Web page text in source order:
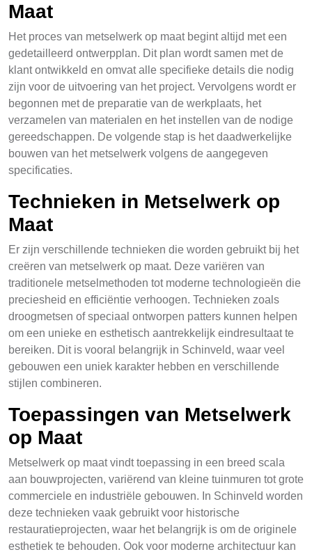
Maat
Het proces van metselwerk op maat begint altijd met een
gedetailleerd ontwerpplan. Dit plan wordt samen met de
klant ontwikkeld en omvat alle specifieke details die nodig
zijn voor de uitvoering van het project. Vervolgens wordt er
begonnen met de preparatie van de werkplaats, het
verzamelen van materialen en het instellen van de nodige
gereedschappen. De volgende stap is het daadwerkelijke
bouwen van het metselwerk volgens de aangegeven
specificaties.
Technieken in Metselwerk op
Maat
Er zijn verschillende technieken die worden gebruikt bij het
creëren van metselwerk op maat. Deze variëren van
traditionele metselmethoden tot moderne technologieën die
preciesheid en efficiëntie verhoogen. Technieken zoals
droogmetsen of speciaal ontworpen patters kunnen helpen
om een unieke en esthetisch aantrekkelijk eindresultaat te
bereiken. Dit is vooral belangrijk in Schinveld, waar veel
gebouwen een uniek karakter hebben en verschillende
stijlen combineren.
Toepassingen van Metselwerk
op Maat
Metselwerk op maat vindt toepassing in een breed scala
aan bouwprojecten, variërend van kleine tuinmuren tot grote
commerciele en industriële gebouwen. In Schinveld worden
deze technieken vaak gebruikt voor historische
restauratieprojecten, waar het belangrijk is om de originele
esthetiek te behouden. Ook voor moderne architectuur kan